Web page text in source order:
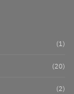
(1)
(20)
(2)